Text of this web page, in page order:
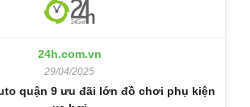
24h.com.vn
29/04/2025
quận 9 ưu đãi lớn đồ chơi phụ kiện